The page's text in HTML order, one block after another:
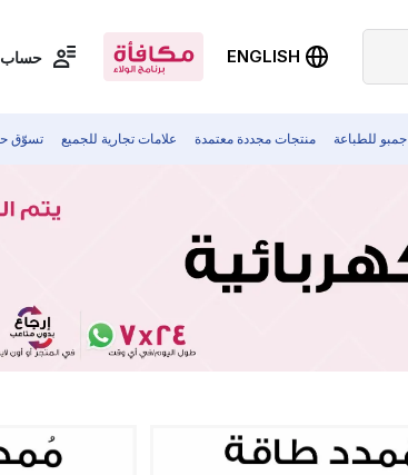
ENGLISH حساب
جمبو للطباعة منتجات مجددة معتمدة علامات تجارية للجميع تسوّق